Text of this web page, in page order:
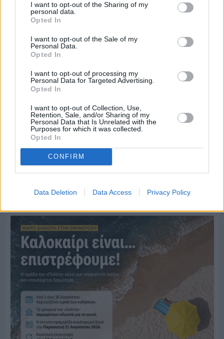
I want to opt-out of the Sharing of my
personal data.
Opted In
I want to opt-out of the Sale of my
Personal Data.
Opted In
I want to opt-out of processing my
Personal Data for Targeted Advertising.
Opted In
I want to opt-out of Collection, Use,
Retention, Sale, and/or Sharing of my
Personal Data that Is Unrelated with the
Purposes for which it was collected.
Opted In
CONFIRM
Data Deletion Data Access Privacy Policy
Πριν 4 ημέρες
Ο καιρός στη Χίο, σήμερα 3 Αυγούστου 2026
Διαφήμιση